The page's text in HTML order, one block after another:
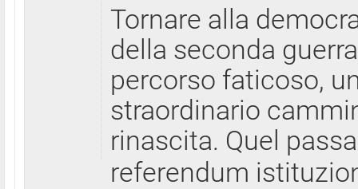
Tornare alla
della seconda
percorso faticoso,
straordinario
rinascita. Quel
referendum